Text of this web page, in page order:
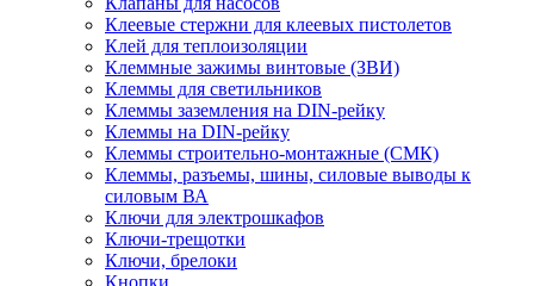
Клеевые стержни для клеевых пистолетов
Клей для теплоизоляции
Клеммные зажимы винтовые (ЗВИ)
Клеммы для светильников
Клеммы заземления на DIN-рейку
Клеммы на DIN-рейку
Клеммы строительно-монтажные (СМК)
Клеммы, разъемы, шины, силовые выводы к
силовым ВА
Ключи для электрошкафов
Ключи-трещотки
Ключи, брелоки
Кнопки